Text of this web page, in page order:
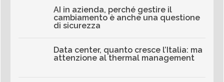
AI in azienda, perché gestire il
cambiamento è anche una questione
di sicurezza
Data center, quanto cresce l’Italia: ma
attenzione al thermal management